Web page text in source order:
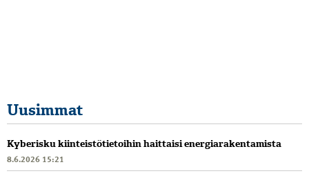
Uusimmat
Kyberisku kiinteistötietoihin haittaisi energiarakentamista
8.6.2026 15:21